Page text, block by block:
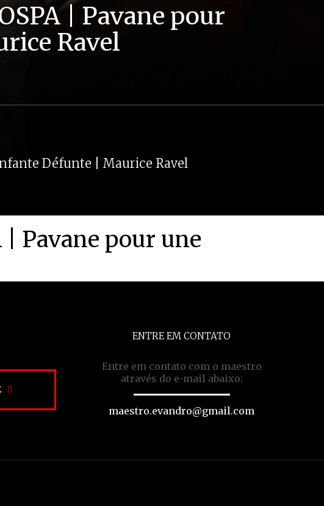
| Pavane pour
Ravel
Défunte | Maurice Ravel
| Pavane pour une
ENTRE EM CONTATO
Entre em contato com o maestro
através do e-mail abaixo:
maestro.evandro@gmail.com